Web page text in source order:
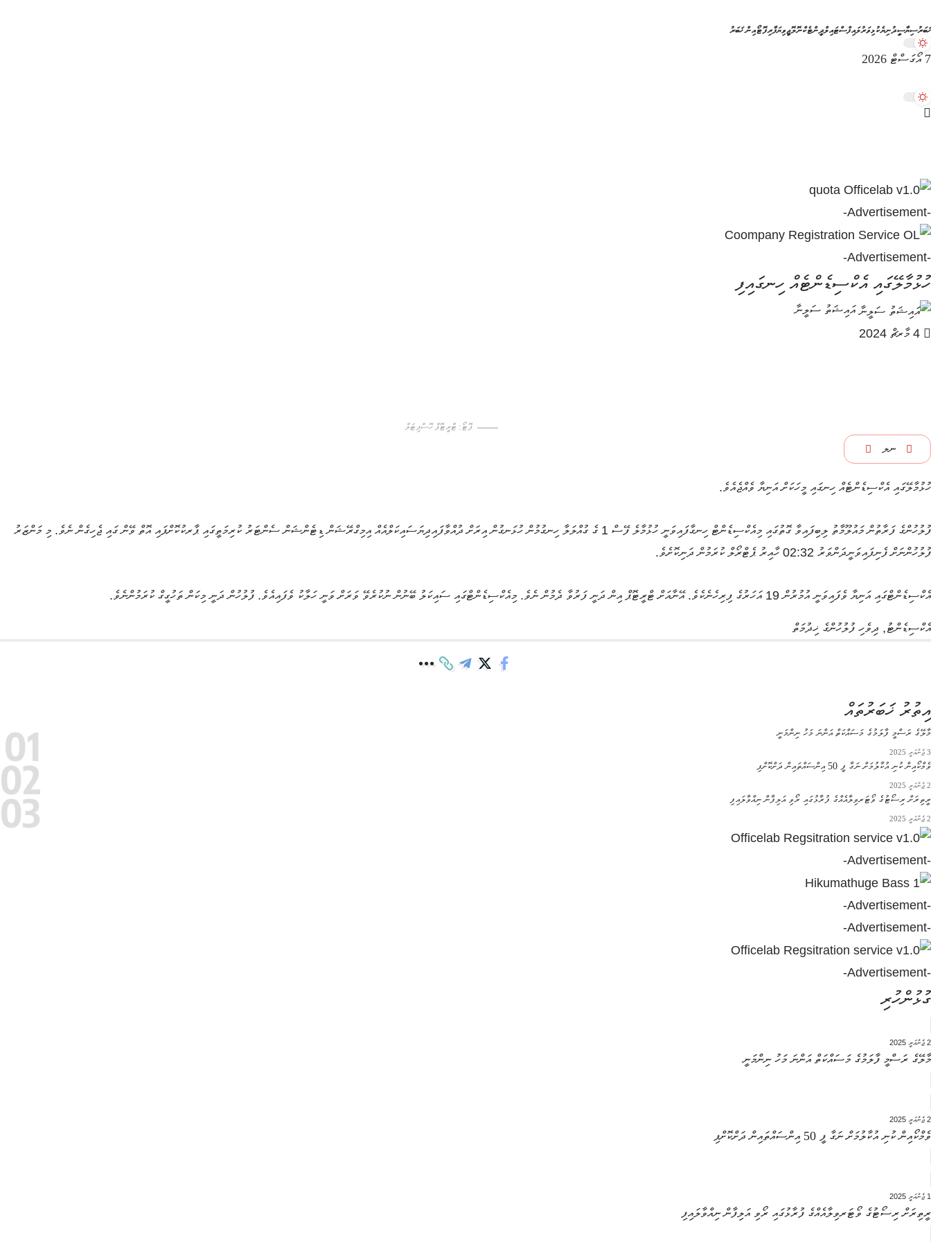
ޚަބަރުސިޔާސީދުނިޔެކުޅިވަރުލައިފްސްޓައިލްދީންޓެކްނޮލޮޖީވިޔަފާރިފޮޓޯއިން ޚަބަރު
7 އޯގަސްޓް 2026
-Advertisement-
-Advertisement-
ހުޅުމާލޭގައި އެކްސިޑެންޓެއް ހިނގައިފި
އައިޝަތު ސަލީނާ
4 މާރޗް 2024
ފޮޓޯ: ޓްރީޓޮޕް ހޮސްޕިޓަލް
ނލ
ހުޅުމާލޭގައި އެކްސިޑެންޓެއް ހިނގައި މީހަކަށް އަނިޔާ ވެއްޖެއެވެ.
ފުލުހުންގެ ފަރާތުން މައުލޫމާތު ލިބިފައިވާ ގޮތުގައި މިއެކްސިޑެންޓް ހިނގާފައިވަނީ ހުޅުމާލެ ފޭސް ގެ ގުއްލަލާ ހިނގުމުން ހުޅަނގުން އިރަށް ދުއްވާފައިދިޔަސައިކަލްއެއް އިމިގްރޭޝަން ޑިޓެންޝަން ސެންޓަރު ކުރިމަތީގައި ޕާރކުކޮށްފައި އޮތް ވޭން ގައި ޖެހިގެން ނެވެ. މި މަންޒަރު
ފުލުހުންނަށް ފެނިފައިވަނީދަންވަރު ހާއިރު ޕެޓްރޯލް ކުރަމުން ދަނިކޮށެވެ.
އެކްސިޑެންޓްގައި އަނިޔާ ވެފައިވަނީ އުމުރުން19 އަހަރުގެ ފިރިހެނެކެވެ.އޭނާއަށް ޓްރީޓޮޕް އިން ދަނީ ފަރުވާ ދެމުން ނެވެ. މިއެކްސިޑެންޓްގައި ސައިކަލު ބޭނުން ނުކުރެވޭ ވަރަށް ވަނީ ހަލާކު ވެފައިއެވެ. ފުލުހުން ދަނީ މިކަން ތަހުގީގް ކުރަމުންނެވެ.
އެކްސިޑެންޓު, ދިވެހި ފުލުހުންގެ ޚިދުމަތް
އިތުރު ޚަބަރުތައް
މާލޭގެ ރަސްމީ ފާލަމުގެ މަސައްކަތް އަންނަ މަހު ނިންމަނީ
3 ޖެނުއަރީ 2025
ވެމްކޯއިން ކުނި އުކާލުމަށް ނަގާ ފީ 50 އިންސައްތައިން ދަށްކޮށްފި
2 ޖެނުއަރީ 2025
ރީތިރަށް ރިސޯޓުގެ ވޯޓަރވިލާއެއްގެ ފުރާޅުގައި ރޯވި އަލިފާން ނިއްވާލައިފި
2 ޖެނުއަރީ 2025
-Advertisement-
-Advertisement-
-Advertisement-
-Advertisement-
ގުޅުންހުރި
2 ޖެނުއަރީ 2025
މާލޭގެ ރަސްމީ ފާލަމުގެ މަސައްކަތް އަންނަ މަހު ނިންމަނީ
2 ޖެނުއަރީ 2025
ވެމްކޯއިން ކުނި އުކާލުމަށް ނަގާ ފީ 50 އިންސައްތައިން ދަށްކޮށްފި
1 ޖެނުއަރީ 2025
ރީތިރަށް ރިސޯޓުގެ ވޯޓަރވިލާއެއްގެ ފުރާޅުގައި ރޯވި އަލިފާން ނިއްވާލައިފި